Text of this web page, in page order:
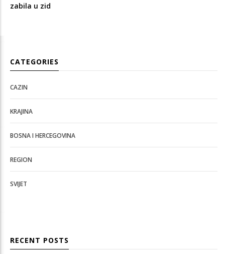
zabila u zid
CATEGORIES
CAZIN
KRAJINA
BOSNA I HERCEGOVINA
REGION
SVIJET
RECENT POSTS